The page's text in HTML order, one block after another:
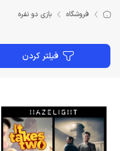
فروشگاه بازی دو نفره
فیلتر کردن